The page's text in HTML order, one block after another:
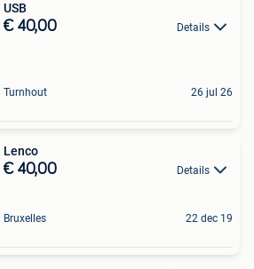
USB
€ 40,00 Details
Turnhout 26 jul 26
Lenco
€ 40,00 Details
Bruxelles 22 dec 19